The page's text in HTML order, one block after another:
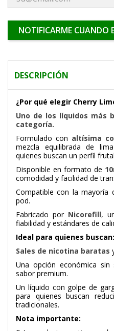
NOTIFICARME CUANDO
DESCRIPCIÓN
¿Por qué elegir Cherry
Uno de los líquidos más
categoría.
Formulado con altísima
mezcla equilibrada de
quienes buscan un perfil
Disponible en formato de
comodidad y facilidad de
Compatible con la mayoría
pod.
Fabricado por Nicorefill,
fiabilidad y estándares de
Ideal para quienes buscan:
Sales de nicotina baratas
Una opción económica sin
sabor premium.
Un líquido con golpe de
para quienes buscan
tradicionales.
Nota importante: